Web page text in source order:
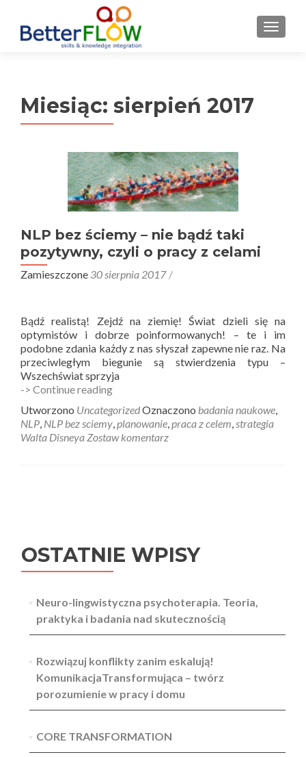
MENU
Miesiąc: sierpień 2017
NLP bez ściemy – nie bądź taki
pozytywny, czyli o pracy z celami
Zamieszczone 30 sierpnia 2017
Bądź realistą! Zejdź na ziemię! Świat dzieli się na
optymistów i dobrze poinformowanych! – te i im
podobne zdania każdy z nas słyszał zapewne nie raz. Na
przeciwległym biegunie są stwierdzenia typu –
Wszechświat sprzyja
-> Continue readingNLP
ściemy
–
nie
celami
Utworzono UncategorizedOznaczono badania naukowe
NLP NLP bez sciemy planowanie praca z celem strategia
Walta Disneya Zostaw komentarz
OSTATNIE WPISY
Neuro-lingwistyczna psychoterapia. Teoria,
praktyka i badania nad skutecznością
Rozwiązuj konflikty zanim eskalują!
KomunikacjaTransformująca – twórz
porozumienie w pracy i domu
CORE TRANSFORMATION